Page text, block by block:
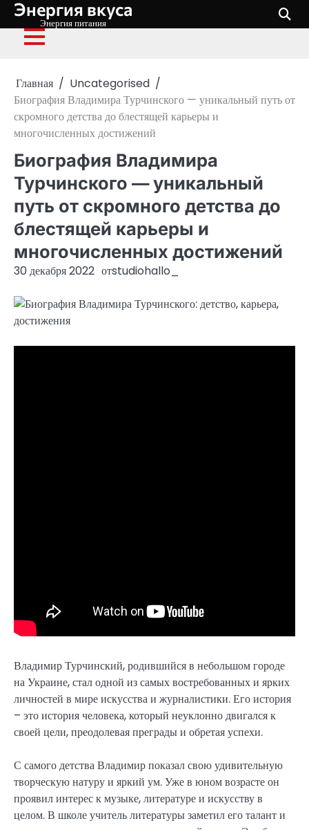
Перейти
содержимому
Энергия вкуса
Энергия питания
Главная
Uncategorised
Биография Владимира Турчинского — уникальный путь от
скромного детства до блестящей карьеры и
многочисленных достижений
Биография Владимира
Турчинского — уникальный
путь от скромного детства до
блестящей карьеры и
многочисленных достижений
30 декабря 2022 отstudiohallo_
Владимир Турчинский, родившийся в небольшом городе
на Украине, стал одной из самых востребованных и ярких
личностей в мире искусства и журналистики. Его история
– это история человека, который неуклонно двигался к
своей цели, преодолевая преграды и обретая успехи.
С самого детства Владимир показал свою удивительную
творческую натуру и яркий ум. Уже в юном возрасте он
проявил интерес к музыке, литературе и искусству в
целом. В школе учитель литературы заметил его талант и